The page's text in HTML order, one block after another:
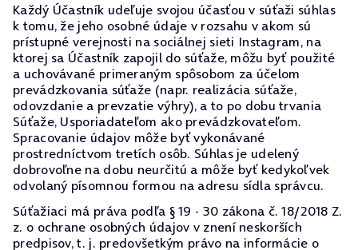
Každý Účastník udeľuje svojou účasťou v súťaži súhlas
k tomu, že jeho osobné údaje v rozsahu v akom sú
prístupné verejnosti na sociálnej sieti Instagram, na
ktorej sa Účastník zapojil do súťaže, môžu byť použité
a uchovávané primeraným spôsobom za účelom
prevádzkovania súťaže (napr. realizácia súťaže,
odovzdanie a prevzatie výhry), a to po dobu trvania
Súťaže, Usporiadateľom ako prevádzkovateľom.
Spracovanie údajov môže byť vykonávané
prostredníctvom tretích osôb. Súhlas je udelený
dobrovoľne na dobu neurčitú a môže byť kedykoľvek
odvolaný písomnou formou na adresu sídla správcu.
Súťažiaci má práva podľa § 19 - 30 zákona č. 18/2018 Z.
z. o ochrane osobných údajov v znení neskorších
predpisov, t. j. predovšetkým právo na informácie o